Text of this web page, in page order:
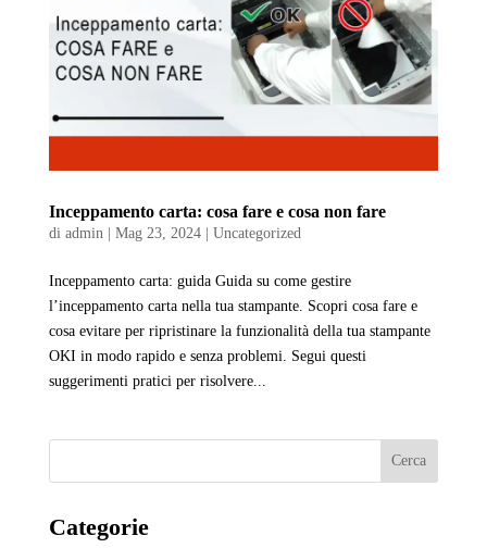
Inceppamento carta: cosa fare e cosa non fare
di admin| Mag 23, 2024| Uncategorized
Inceppamento carta: guida Guida su come gestire
l’inceppamento carta nella tua stampante. Scopri cosa fare e
cosa evitare per ripristinare la funzionalità della tua stampante
OKI in modo rapido e senza problemi. Segui questi
suggerimenti pratici per risolvere...
Cerca
Categorie